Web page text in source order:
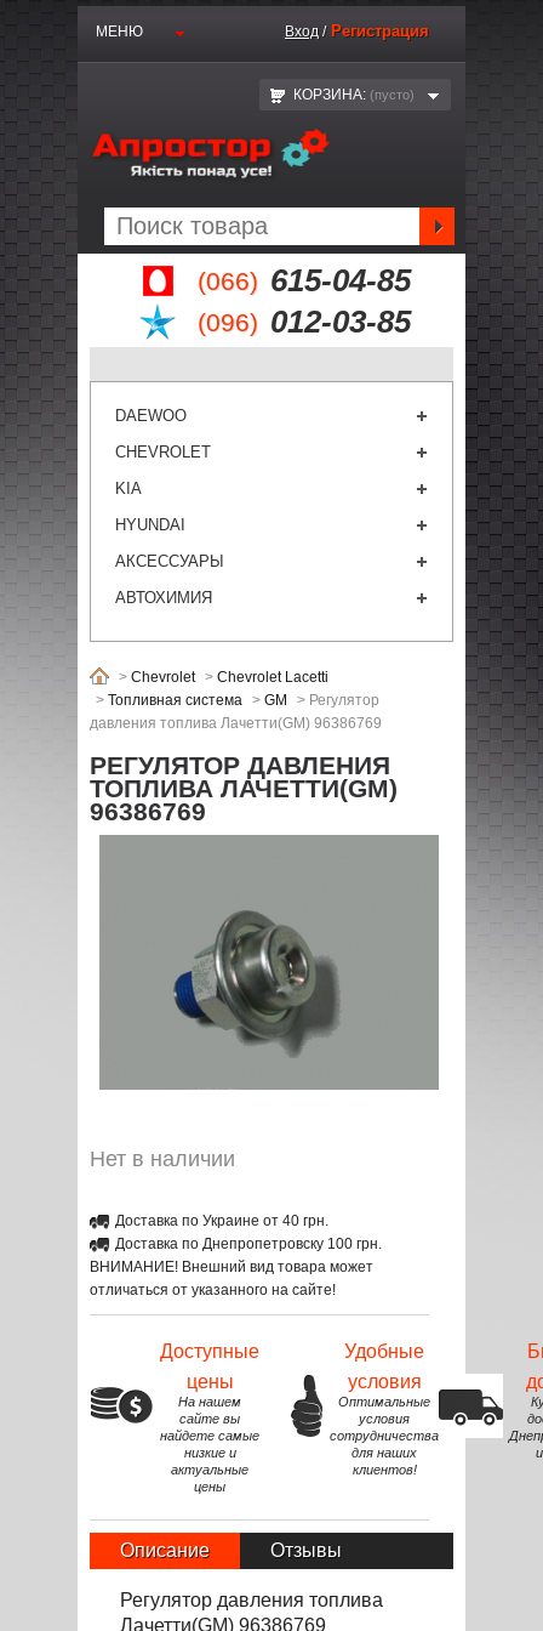
(066) 615-04-85
(096) 012-03-85
МЕНЮ Вход / Регистрация
КОРЗИНА: (пустo)
DAEWOO
CHEVROLET
KIA
HYUNDAI
АКСЕССУАРЫ
АВТОХИМИЯ
> Chevrolet > Chevrolet Lacetti
> Топливная система > GM > Регулятор
давления топлива Лачетти(GM) 96386769
РЕГУЛЯТОР ДАВЛЕНИЯ
ТОПЛИВА ЛАЧЕТТИ(GM)
96386769
Нет в наличии
Доставка по Украине от 40 грн.
Доставка по Днепропетровску 100 грн.
ВНИМАНИЕ! Внешний вид товара может
отличаться от указанного на сайте!
Доступные
цены
На нашем
сайте вы
найдете самые
низкие и
актуальные
цены
Удобные
условия
Оптимальные
условия
сотрудничества
для наших
клиентов!
Описание Отзывы
Регулятор давления топлива
Лачетти(GM) 96386769